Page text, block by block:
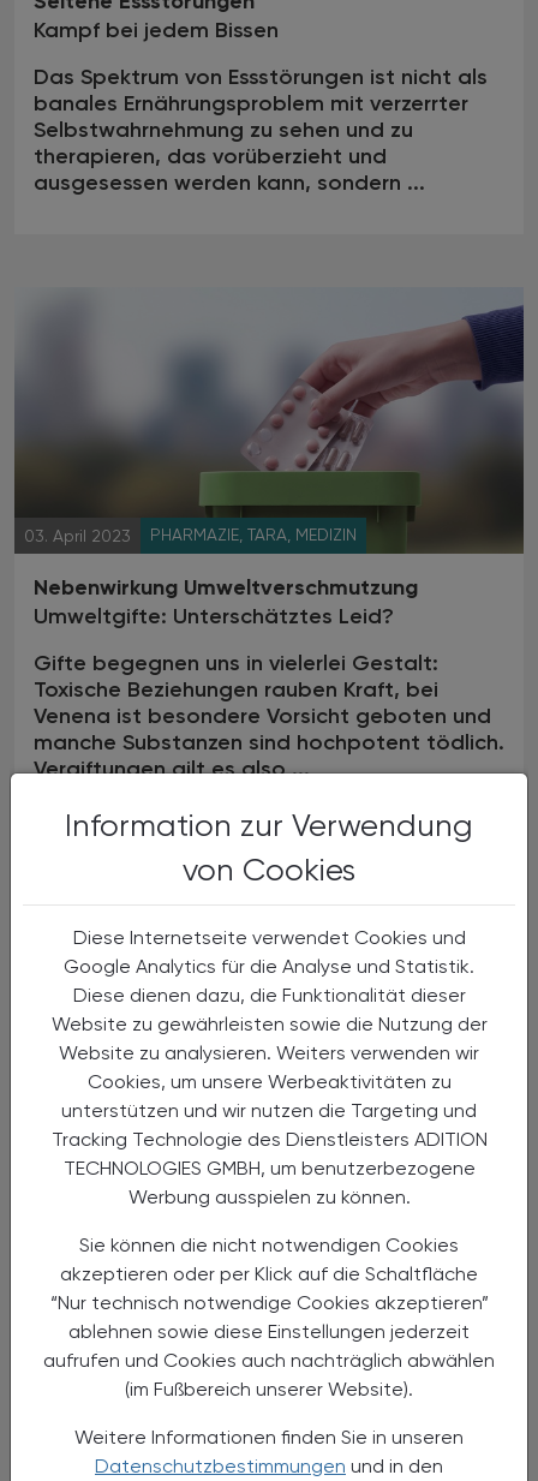
Information zur Verwendung
von Cookies
Diese Internetseite verwendet Cookies und
Google Analytics für die Analyse und Statistik.
Diese dienen dazu, die Funktionalität dieser
Website zu gewährleisten sowie die Nutzung der
Website zu analysieren. Weiters verwenden wir
Cookies, um unsere Werbeaktivitäten zu
unterstützen und wir nutzen die Targeting und
Tracking Technologie des Dienstleisters ADITION
TECHNOLOGIES GMBH, um benutzerbezogene
Werbung ausspielen zu können.
Sie können die nicht notwendigen Cookies
akzeptieren oder per Klick auf die Schaltfläche
“Nur technisch notwendige Cookies akzeptieren”
ablehnen sowie diese Einstellungen jederzeit
aufrufen und Cookies auch nachträglich abwählen
(im Fußbereich unserer Website).
Weitere Informationen finden Sie in unseren
Datenschutzbestimmungen und in den
Kampf bei jedem Bissen
Das Spektrum von Essstörungen ist nicht als
banales Ernährungsproblem mit verzerrter
Selbstwahrnehmung zu sehen und zu
therapieren, das vorüberzieht und
ausgesessen werden kann, sondern ...
03. April 2023 PHARMAZIE, TARA, MEDIZIN
Nebenwirkung Umweltverschmutzung
Umweltgifte: Unterschätztes Leid?
Gifte begegnen uns in vielerlei Gestalt:
Toxische Beziehungen rauben Kraft, bei
Venena ist besondere Vorsicht geboten und
manche Substanzen sind hochpotent tödlich.
Vergiftungen gilt es also ...
12. Februar 2023 CHRONIK & HISTORIE
Pharmazeutischer Alltag in Brasilien
Vida farmacêutica
Universitäre Lehre, Kundenbetreuung in
öffentlichen Apotheken, klinische Pharmazie,
industrielles Qualitätsmanagement und
magistrale Rezepturen – so facettenreich
wie die pharmazeutische ...